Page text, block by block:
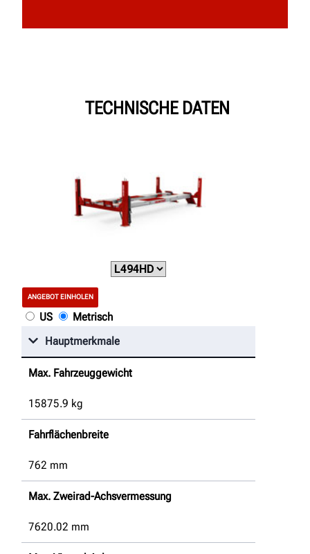
TECHNISCHE DATEN
ANGEBOT EINHOLEN
US
Metrisch
Hauptmerkmale
Max. Fahrzeuggewicht
15875.9 kg
Fahrflächenbreite
762 mm
Max. Zweirad-Achsvermessung
7620.02 mm